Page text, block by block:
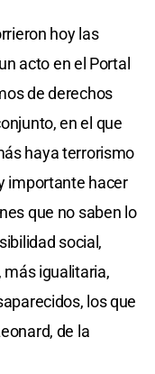
hoy las
acto en el Portal
de derechos
en el que
haya terrorismo
importante hacer
que no saben lo
social,
más igualitaria,
los que
de la